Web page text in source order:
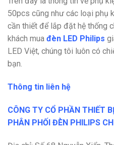
50pcs cũng như các loại phụ
cần thiết để lắp đặt hệ thống
khách mua đèn LED Philips
LED Việt, chúng tôi luôn có
bạn.
Thông tin liên hệ
CÔNG TY CỔ PHẦN THIẾT
PHÂN PHỐI ĐÈN PHILIPS